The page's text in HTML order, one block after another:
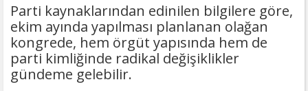
Parti kaynaklarından edinilen bilgilere göre,
ekim ayında yapılması planlanan olağan
kongrede, hem örgüt yapısında hem de
parti kimliğinde radikal değişiklikler
gündeme gelebilir.